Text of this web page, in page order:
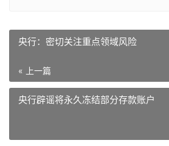
央行：密切关注重点领域风险
« 上一篇
央行辟谣将永久冻结部分存款账户